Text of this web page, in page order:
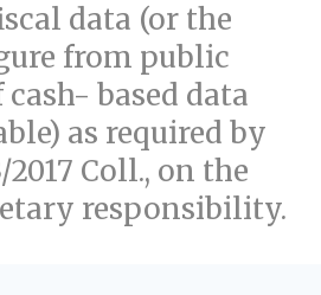
data (or the
from public
based data
as required by
Coll., on the
responsibility.